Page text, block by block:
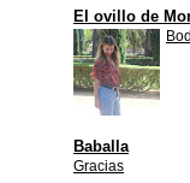
El ovillo de
Baballa
Gracias